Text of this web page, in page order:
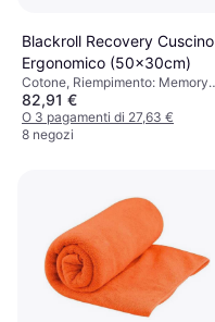
Blackroll Recovery Cuscino
Ergonomico (50x30cm)
Cotone, Riempimento: Memory
foam
82,91 €
O 3 pagamenti di 27,63 €
8 negozi